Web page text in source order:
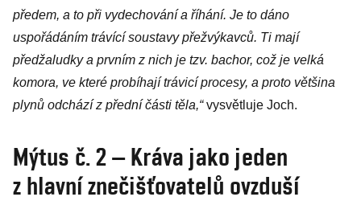
předem, a to při vydechování a říhání. Je to dáno
uspořádáním trávící soustavy přežvýkavců. Ti mají
předžaludky a prvním z nich je tzv. bachor, což je velká
komora, ve které probíhají trávicí procesy, a proto většina
plynů odchází z přední části těla,“vysvětluje Joch.
Mýtus č. 2 – Kráva jako jeden
z hlavní znečišťovatelů ovzduší